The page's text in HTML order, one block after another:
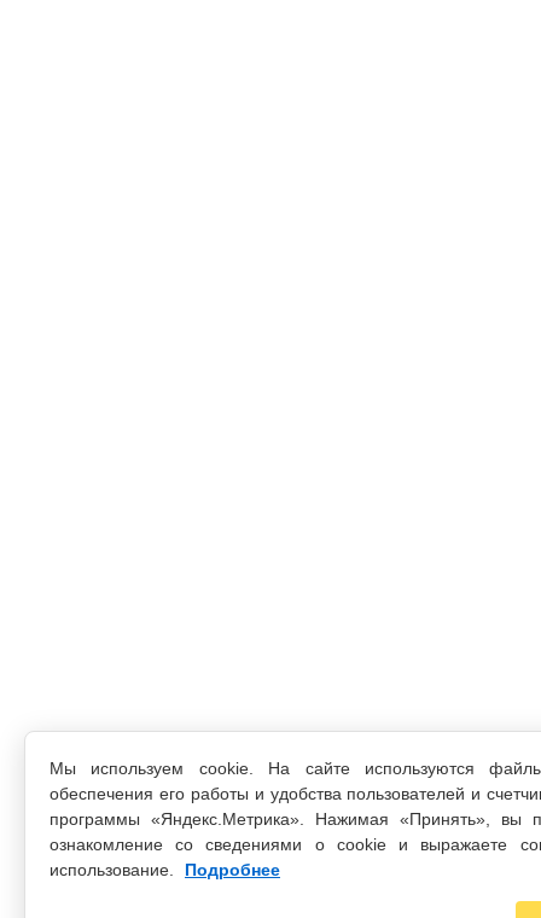
Мы используем cookie. На сайте используются
обеспечения его работы и удобства пользователей и
программы «Яндекс.Метрика». Нажимая «Принять», вы
ознакомление со сведениями о cookie и выражаете
использование.
Подробнее